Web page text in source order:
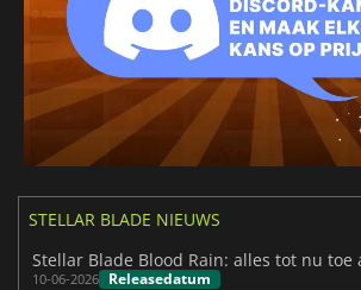
Russisch
Vereenvoudigd
Chinees
STELLAR BLADE NIEUWS
10-06-2026 Releasedatum